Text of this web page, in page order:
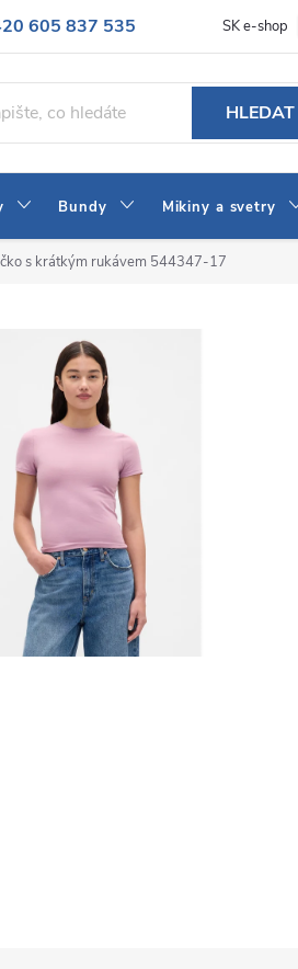
605 837 535
shop.cz
Naše prodejna Blog
SK e-shop
HLEDAT
Bundy Mikiny a svetry
s krátkým rukávem 544347-17